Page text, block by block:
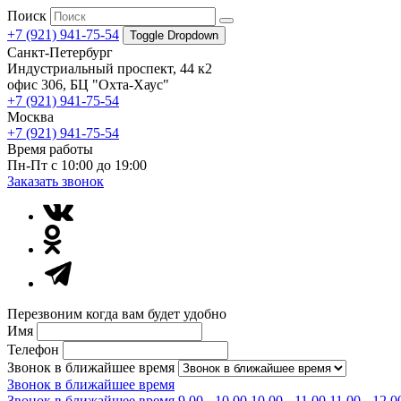
Поиск
+7 (921) 941-75-54
Toggle Dropdown
Санкт-Петербург
Индустриальный проспект, 44 к2
офис 306, БЦ "Охта-Хаус"
+7 (921) 941-75-54
Москва
+7 (921) 941-75-54
Время работы
Пн-Пт с 10:00 до 19:00
Заказать звонок
Перезвоним когда вам будет удобно
Имя
Телефон
Звонок в ближайшее время
Звонок в ближайшее время